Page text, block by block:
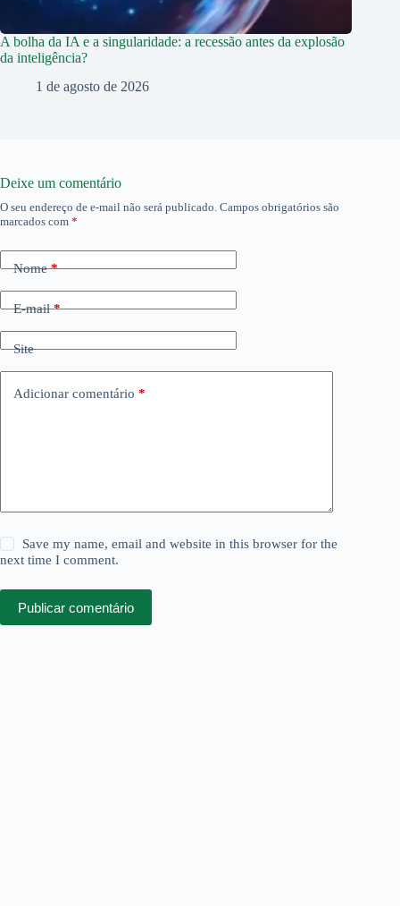
A bolha da IA e a singularidade: a recessão antes da explosão
da inteligência?
1 de agosto de 2026
Deixe um comentário
O seu endereço de e-mail não será publicado. Campos obrigatórios são
marcados com *
Nome*
E-mail*
Site
Adicionar comentário *
Save my name, email and website in this browser for the
next time I comment.
Publicar comentário